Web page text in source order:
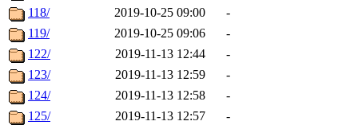
118/
2019-10-25 09:00
-
119/
2019-10-25 09:06
-
122/
2019-11-13 12:44
-
123/
2019-11-13 12:59
-
124/
2019-11-13 12:58
-
125/
2019-11-13 12:57
-